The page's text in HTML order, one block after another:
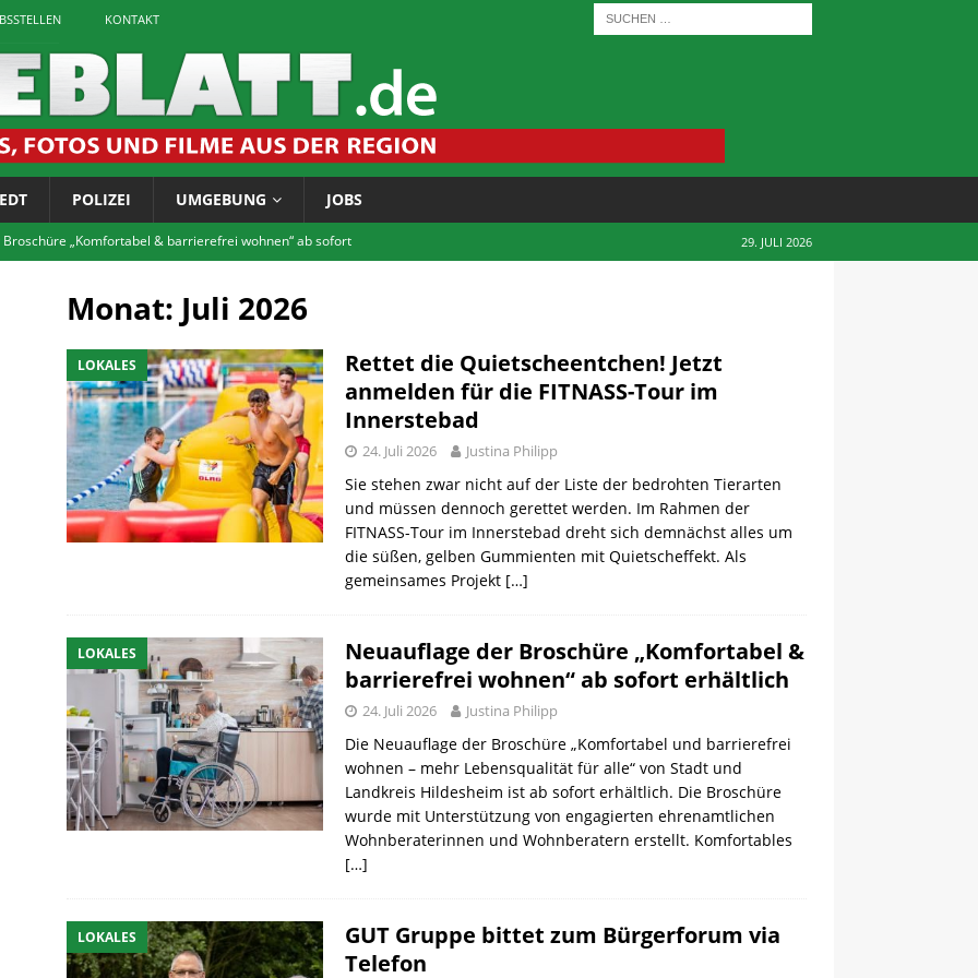
KONTAKT
POLIZEI UMGEBUNG JOBS
„Komfortabel & barrierefrei wohnen“ ab sofort
zum Bürgerforum via Telefon
LOKALES
Landkreis führt Jugendschutzkontrollen durch
Rätsel um Vossenhaus gelöst
LOKALES
Jetzt anmelden für die FITNASS-Tour im Innerstebad
29. JULI 2026
Monat: Juli 2026
LOKALES
Rettet die Quietscheentchen! Jetzt
anmelden für die FITNASS-Tour im
Innerstebad
24. Juli 2026 Justina Philipp
Sie stehen zwar nicht auf der Liste der bedrohten Tierarten
und müssen dennoch gerettet werden. Im Rahmen der
FITNASS-Tour im Innerstebad dreht sich demnächst alles um
die süßen, gelben Gummienten mit Quietscheffekt. Als
gemeinsames Projekt […]
LOKALES
Neuauflage der Broschüre „Komfortabel &
barrierefrei wohnen“ ab sofort erhältlich
24. Juli 2026 Justina Philipp
Die Neuauflage der Broschüre „Komfortabel und barrierefrei
wohnen – mehr Lebensqualität für alle“ von Stadt und
Landkreis Hildesheim ist ab sofort erhältlich. Die Broschüre
wurde mit Unterstützung von engagierten ehrenamtlichen
Wohnberaterinnen und Wohnberatern erstellt. Komfortables
[…]
LOKALES
GUT Gruppe bittet zum Bürgerforum via
Telefon